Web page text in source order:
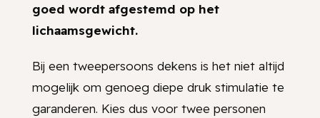
goed wordt afgestemd op het
lichaamsgewicht.
Bij een tweepersoons dekens is het niet altijd
mogelijk om genoeg diepe druk stimulatie te
garanderen. Kies dus voor twee personen